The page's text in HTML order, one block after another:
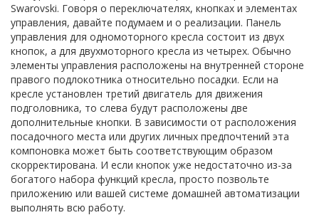
Swarovski. Говоря о переключателях, кнопках и элементах
управления, давайте подумаем и о реализации. Панель
управления для одномоторного кресла состоит из двух
кнопок, а для двухмоторного кресла из четырех. Обычно
элементы управления расположены на внутренней стороне
правого подлокотника относительно посадки. Если на
кресле установлен третий двигатель для движения
подголовника, то слева будут расположены две
дополнительные кнопки. В зависимости от расположения
посадочного места или других личных предпочтений эта
компоновка может быть соответствующим образом
скорректирована. И если кнопок уже недостаточно из-за
богатого набора функций кресла, просто позвольте
приложению или вашей системе домашней автоматизации
выполнять всю работу.